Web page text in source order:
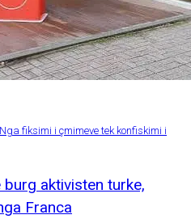
fiksimi i çmimeve tek konfiskimi i